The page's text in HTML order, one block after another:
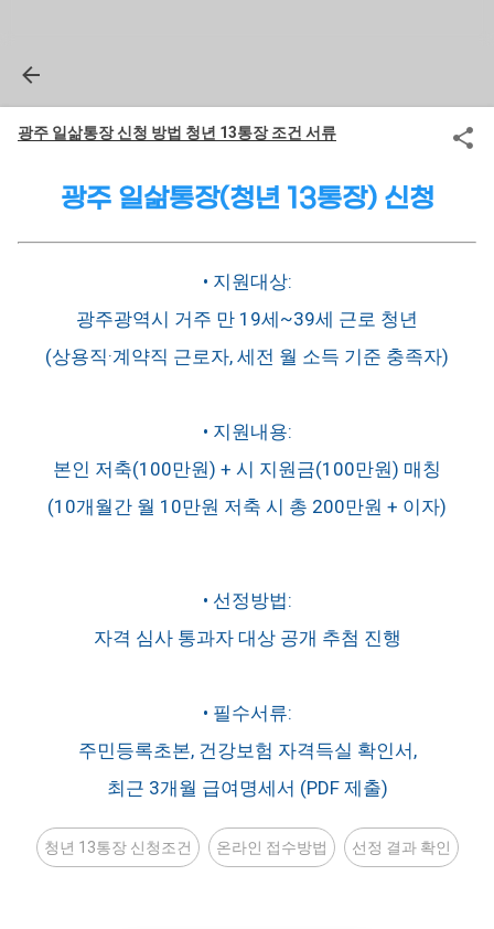
광주 일삶통장 신청 방법 청년 13통장 조건 서류
광주 일삶통장(청년 13통장) 신청
• 지원대상:
광주광역시 거주 만 19세~39세 근로 청년
(상용직·계약직 근로자, 세전 월 소득 기준 충족자)
• 지원내용:
본인 저축(100만원) + 시 지원금(100만원) 매칭
(10개월간 월 10만원 저축 시 총 200만원 + 이자)
• 선정방법:
자격 심사 통과자 대상 공개 추첨 진행
• 필수서류:
주민등록초본, 건강보험 자격득실 확인서,
최근 3개월 급여명세서 (PDF 제출)
청년 13통장 신청조건 온라인 접수방법 선정 결과 확인